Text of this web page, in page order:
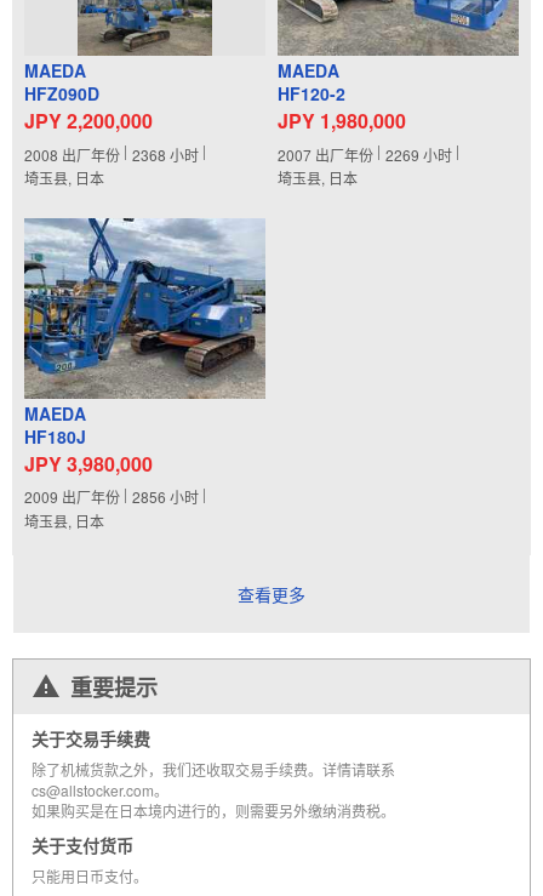
MAEDA
HFZ090D
JPY 2,200,000
2008 出厂年份 2368 小时
埼玉县, 日本
MAEDA
HF120-2
JPY 1,980,000
2007 出厂年份 2269 小时
埼玉县, 日本
MAEDA
HF180J
JPY 3,980,000
2009 出厂年份 2856 小时
埼玉县, 日本
查看更多
重要提示
关于交易手续费
除了机械货款之外，我们还收取交易手续费。详情请联系
cs@allstocker.com。
如果购买是在日本境内进行的，则需要另外缴纳消费税。
关于支付货币
只能用日币支付。